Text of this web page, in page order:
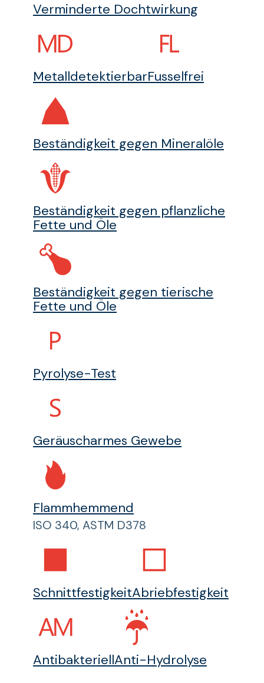
Verminderte Dochtwirkung
MetalldetektierbarFusselfrei
Beständigkeit gegen Mineralöle
Beständigkeit gegen pflanzliche
Fette und Öle
Beständigkeit gegen tierische
Fette und Öle
Pyrolyse-Test
Geräuscharmes Gewebe
Flammhemmend
ISO 340, ASTM D378
SchnittfestigkeitAbriebfestigkeit
AntibakteriellAnti-Hydrolyse